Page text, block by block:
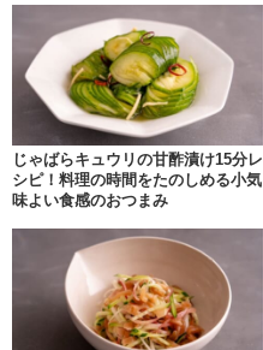
じゃばらキュウリの甘酢漬け15分レ
シピ！料理の時間をたのしめる小気
味よい食感のおつまみ